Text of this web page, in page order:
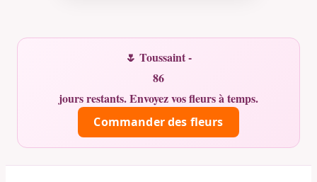
🌷 Toussaint -
86
jours restants. Envoyez vos fleurs à temps.
Commander des fleurs